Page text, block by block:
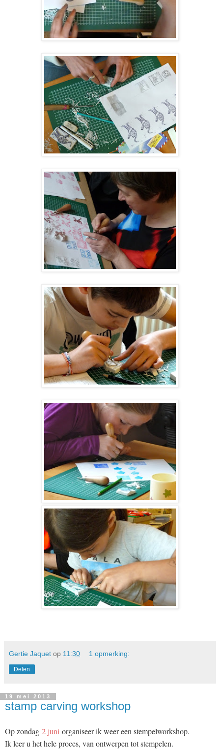
Gertie Jaquet op 11:30 1 opmerking:
Delen
19 mei 2013
stamp carving workshop
Opzondag 2 juni organiseer ik weer een stempelworkshop.
Ik leer u het hele proces, van ontwerpen tot stempelen.